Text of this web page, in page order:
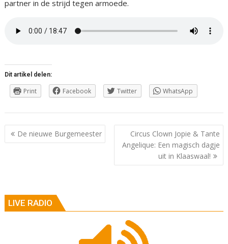
partner in de strijd tegen armoede.
Dit artikel delen:
Print Facebook Twitter WhatsApp
Berichtnavigatie
De nieuwe Burgemeester
Circus Clown Jopie & Tante
Angelique: Een magisch dagje
uit in Klaaswaal!
LIVE RADIO